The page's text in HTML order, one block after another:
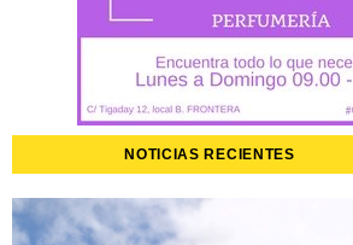
NOTICIAS RECIENTES